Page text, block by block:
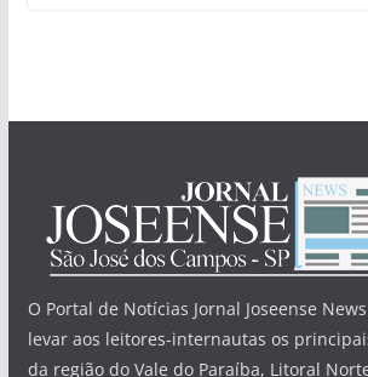
O Portal de Notícias Jornal Joseense
levar aos leitores-internautas os
da região do Vale do Paraíba, Litoral